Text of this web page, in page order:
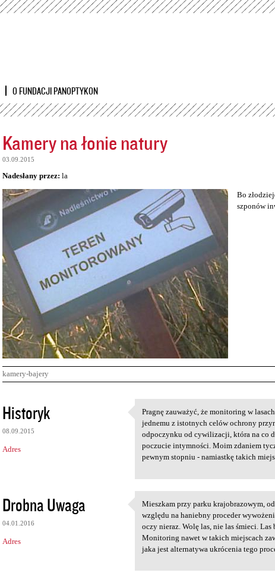
Przejdź
O FUNDACJI PANOPTYKON
Kamery na łonie natury
03.09.2015
Nadesłany przez: la
Bo
szponów
kamery-bajery
K
o
m
e
a
r
z
Historyk
08.09.2015
Adres
Pragnę zauważyć, że
Pragnę zauważyć, że monitoring w
jednemu z istotnych celów ochrony
odpoczynku od cywilizacji, która na co
poczucie intymności. Moim zdaniem
pewnym stopniu - namiastkę takich
Drobna Uwaga
04.01.2016
Adres
Mieszkam przy parku
Mieszkam przy parku krajobrazowym,
względu na haniebny proceder
oczy nieraz. Wolę las, nie las śmieci. Las
Monitoring nawet w takich miejscach
jaka jest alternatywa ukrócenia tego